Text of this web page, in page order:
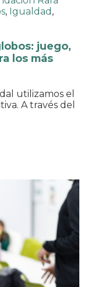
, Igualdad ,
juego,
los más
utilizamos el
A través del